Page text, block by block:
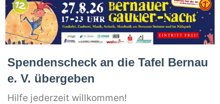
Spendenscheck an die Tafel Bernau
e. V. übergeben
Hilfe jederzeit willkommen!